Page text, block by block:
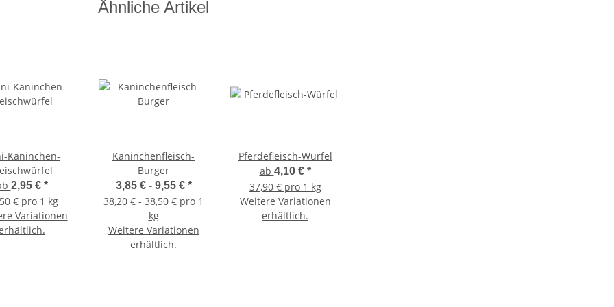
Ähnliche Artikel
Kaninchen-
2,95 € *
€ pro 1 kg
Variationen
Kaninchenfleisch-
Burger
3,85 € - 9,55 € *
38,20 € - 38,50 € pro 1
kg
Weitere Variationen
erhältlich.
Pferdefleisch-Würfel
ab 4,10 € *
37,90 € pro 1 kg
Weitere Variationen
erhältlich.